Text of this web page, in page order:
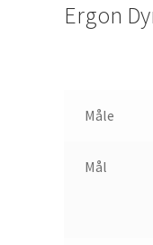
Ergon
Måle
Mål